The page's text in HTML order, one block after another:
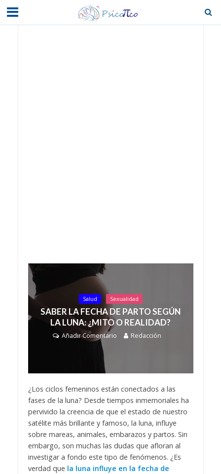
Salud Sexualidad
SABER LA FECHA DE PARTO SEGÚN
LA LUNA: ¿MITO O REALIDAD?
Añadir Comentario Redacción
¿Los ciclos femeninos están conectados a las
fases de la luna? Desde tiempos inmemoriales ha
pervivido la creencia de que el estado de nuestro
satélite más brillante y famoso, la luna, influye
sobre mareas, animales, embarazos y partos. Sin
embargo, son muchas las dudas que afloran al
investigar a fondo este tipo de fenómenos. ¿Es
verdad que la luna influye en la fecha de